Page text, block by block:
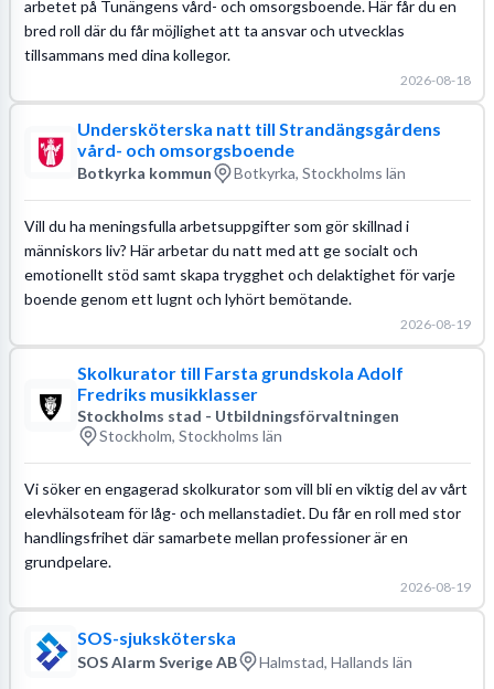
arbetet på Tunängens vård- och omsorgsboende. Här får du en
bred roll där du får möjlighet att ta ansvar och utvecklas
tillsammans med dina kollegor.
2026-08-18
Undersköterska natt till Strandängsgårdens
vård- och omsorgsboende
Botkyrka kommun Botkyrka, Stockholms län
Vill du ha meningsfulla arbetsuppgifter som gör skillnad i
människors liv? Här arbetar du natt med att ge socialt och
emotionellt stöd samt skapa trygghet och delaktighet för varje
boende genom ett lugnt och lyhört bemötande.
2026-08-19
Skolkurator till Farsta grundskola Adolf
Fredriks musikklasser
Stockholms stad - Utbildningsförvaltningen
Stockholm, Stockholms län
Vi söker en engagerad skolkurator som vill bli en viktig del av vårt
elevhälsoteam för låg- och mellanstadiet. Du får en roll med stor
handlingsfrihet där samarbete mellan professioner är en
grundpelare.
2026-08-19
SOS-sjuksköterska
SOS Alarm Sverige AB Halmstad, Hallands län